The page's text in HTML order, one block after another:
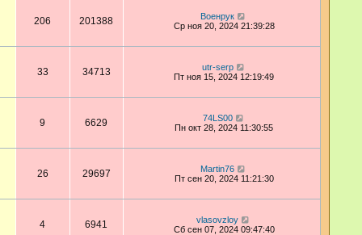
206 201388
Военрук
Ср ноя 20, 2024 21:39:28
33 34713
utr-serp
Пт ноя 15, 2024 12:19:49
9 6629
74LS00
Пн окт 28, 2024 11:30:55
26 29697
Martin76
Пт сен 20, 2024 11:21:30
4 6941
vlasovzloy
Сб сен 07, 2024 09:47:40